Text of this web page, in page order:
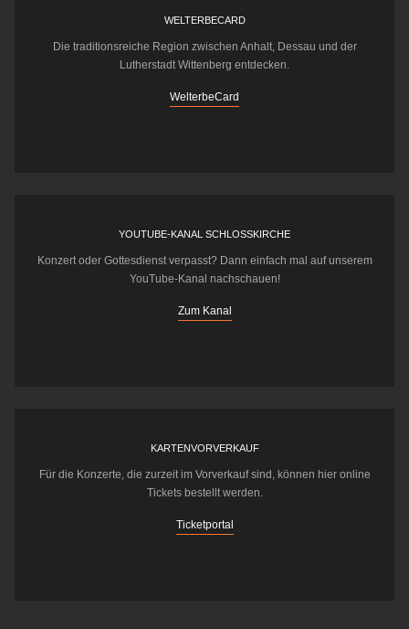
WELTERBECARD
Die traditionsreiche Region zwischen Anhalt, Dessau und der
Lutherstadt Wittenberg entdecken.
WelterbeCard
YOUTUBE-KANAL SCHLOSSKIRCHE
Konzert oder Gottesdienst verpasst? Dann einfach mal auf unserem
YouTube-Kanal nachschauen!
Zum Kanal
KARTENVORVERKAUF
Für die Konzerte, die zurzeit im Vorverkauf sind, können hier online
Tickets bestellt werden.
Ticketportal